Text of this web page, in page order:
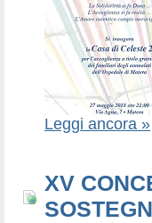
Leggi ancora »
XV